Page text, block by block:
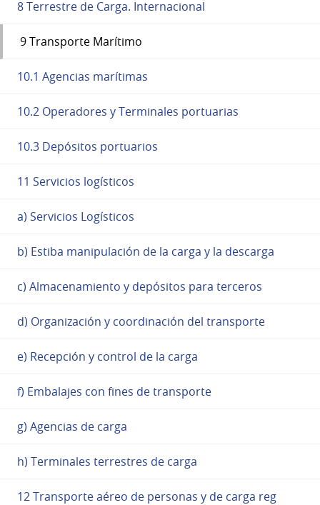
8 Terrestre de Carga. Internacional
9 Transporte Marítimo
10.1 Agencias marítimas
10.2 Operadores y Terminales portuarias
10.3 Depósitos portuarios
11 Servicios logísticos
a) Servicios Logísticos
b) Estiba manipulación de la carga y la descarga
c) Almacenamiento y depósitos para terceros
d) Organización y coordinación del transporte
e) Recepción y control de la carga
f) Embalajes con fines de transporte
g) Agencias de carga
h) Terminales terrestres de carga
12 Transporte aéreo de personas y de carga reg